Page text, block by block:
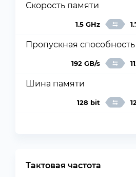
Скорость памяти
1.5 GHz
Пропускная
192 GB/s
Шина памяти
128 bit
Тактовая частота